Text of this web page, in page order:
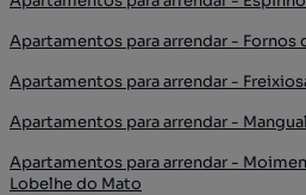
Apartamentos para arrendar - Fornos
Apartamentos para arrendar -
Apartamentos para arrendar -
Apartamentos para arrendar -
Lobelhe do Mato